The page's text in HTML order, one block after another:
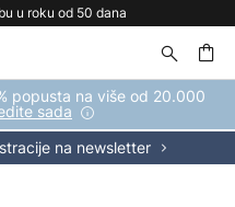
u roku od 50 dana
popusta na više od 20.000
sada
na newsletter